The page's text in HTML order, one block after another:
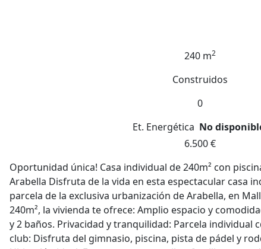
240 m2
Construidos
0
Et. Energética No
6.500 €
Oportunidad única! Casa individual de 240m² con
Arabella Disfruta de la vida en esta espectacular casa
parcela de la exclusiva urbanización de Arabella, en
240m², la vivienda te ofrece: Amplio espacio y
y 2 baños. Privacidad y tranquilidad: Parcela individual
club: Disfruta del gimnasio, piscina, pista de pádel y